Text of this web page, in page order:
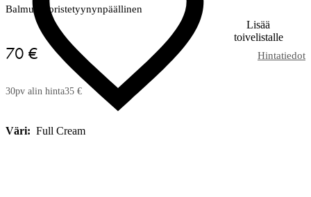
Lisää
toivelistalle
Balmuir koristetyynynpäällinen
70 € Hintatiedot
30pv alin hinta35 €
Väri: Full Cream